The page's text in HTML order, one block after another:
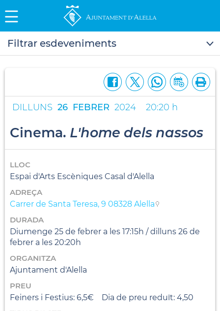
Filtrar esdeveniments
DILLUNS 26 FEBRER 2024 20:20 h
Cinema. L'home dels nassos
LLOC
Espai d'Arts Escèniques Casal d'Alella
ADREÇA
Carrer de Santa Teresa, 9 08328 Alella
DURADA
Diumenge 25 de febrer a les 17:15h / dilluns 26 de
febrer a les 20:20h
ORGANITZA
Ajuntament d'Alella
PREU
Feiners i Festius: 6,5€ Dia de preu reduït: 4,50